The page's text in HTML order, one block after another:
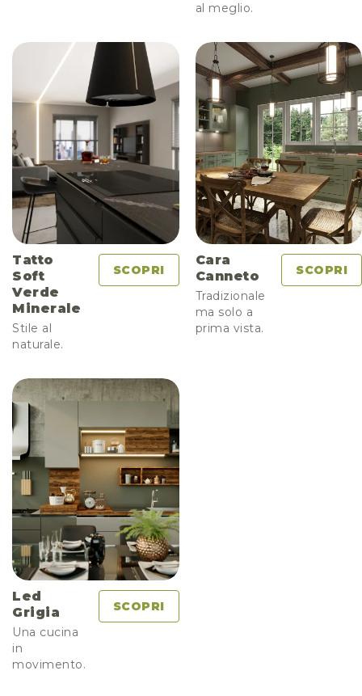
al meglio.
Tatto
Soft
Verde
Minerale
Stile al
naturale.
SCOPRI
Cara
Canneto
Tradizionale
ma solo a
prima vista.
SCOPRI
Led
Grigia
Una cucina
in
movimento.
SCOPRI